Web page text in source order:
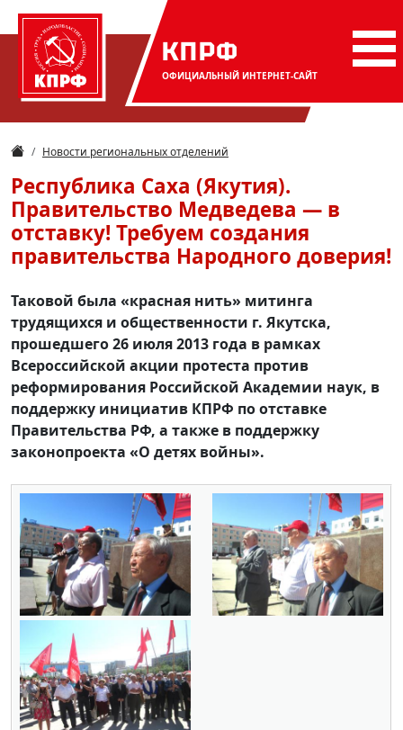
КПРФ
ОФИЦИАЛЬНЫЙ ИНТЕРНЕТ-САЙТ
Новости региональных отделений
Республика Саха (Якутия).
Правительство Медведева — в
отставку! Требуем создания
правительства Народного доверия!
Таковой была «красная нить» митинга
трудящихся и общественности г. Якутска,
прошедшего 26 июля 2013 года в рамках
Всероссийской акции протеста против
реформирования Российской Академии наук, в
поддержку инициатив КПРФ по отставке
Правительства РФ, а также в поддержку
законопроекта «О детях войны».